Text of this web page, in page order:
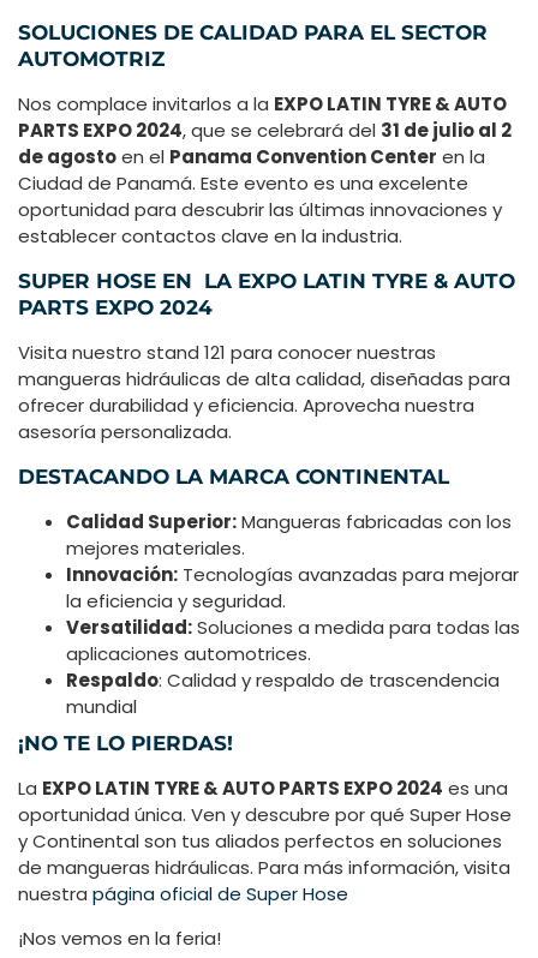
SOLUCIONES DE CALIDAD PARA EL SECTOR
AUTOMOTRIZ
Nos complace invitarlos a la EXPO LATIN TYRE & AUTO
PARTS EXPO 2024, que se celebrará del 31 de julio al 2
de agostoen el Panama Convention Center en la
Ciudad de Panamá. Este evento es una excelente
oportunidad para descubrir las últimas innovaciones y
establecer contactos clave en la industria.
SUPER HOSE EN LA EXPO LATIN TYRE & AUTO
PARTS EXPO 2024
Visita nuestro stand 121 para conocer nuestras
mangueras hidráulicas de alta calidad, diseñadas para
ofrecer durabilidad y eficiencia. Aprovecha nuestra
asesoría personalizada.
DESTACANDO LA MARCA CONTINENTAL
Calidad Superior:Mangueras fabricadas con los
mejores materiales.
Innovación: Tecnologías avanzadas para mejorar
la eficiencia y seguridad.
Versatilidad:Soluciones a medida para todas las
aplicaciones automotrices.
Respaldo: Calidad y respaldo de trascendencia
mundial
¡NO TE LO PIERDAS!
La EXPO LATIN TYRE & AUTO PARTS EXPO 2024 es una
oportunidad única. Ven y descubre por qué Super Hose
y Continental son tus aliados perfectos en soluciones
de mangueras hidráulicas. Para más información, visita
nuestra página oficial de Super Hose
¡Nos vemos en la feria!